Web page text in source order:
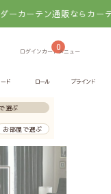
ならカーテンズ【公式】
0
ド ロール ブラインド
選ぶ
お部屋で選ぶ